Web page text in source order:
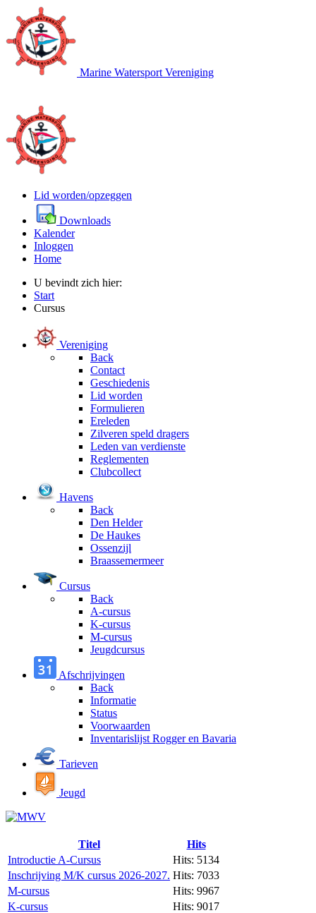
Marine Watersport Vereniging
Lid worden/opzeggen
Downloads
Kalender
Inloggen
Home
U bevindt zich hier:
Start
Cursus
Vereniging
Back
Contact
Geschiedenis
Lid worden
Formulieren
Ereleden
Zilveren speld dragers
Leden van verdienste
Reglementen
Clubcollect
Havens
Back
Den Helder
De Haukes
Ossenzijl
Braassemermeer
Cursus
Back
A-cursus
K-cursus
M-cursus
Jeugdcursus
Afschrijvingen
Back
Informatie
Status
Voorwaarden
Inventarislijst Rogger en Bavaria
Tarieven
Jeugd
Titel
Hits
Introductie A-Cursus
Hits: 5134
Inschrijving M/K cursus 2026-2027. Hits: 7033
M-cursus
Hits: 9967
K-cursus
Hits: 9017